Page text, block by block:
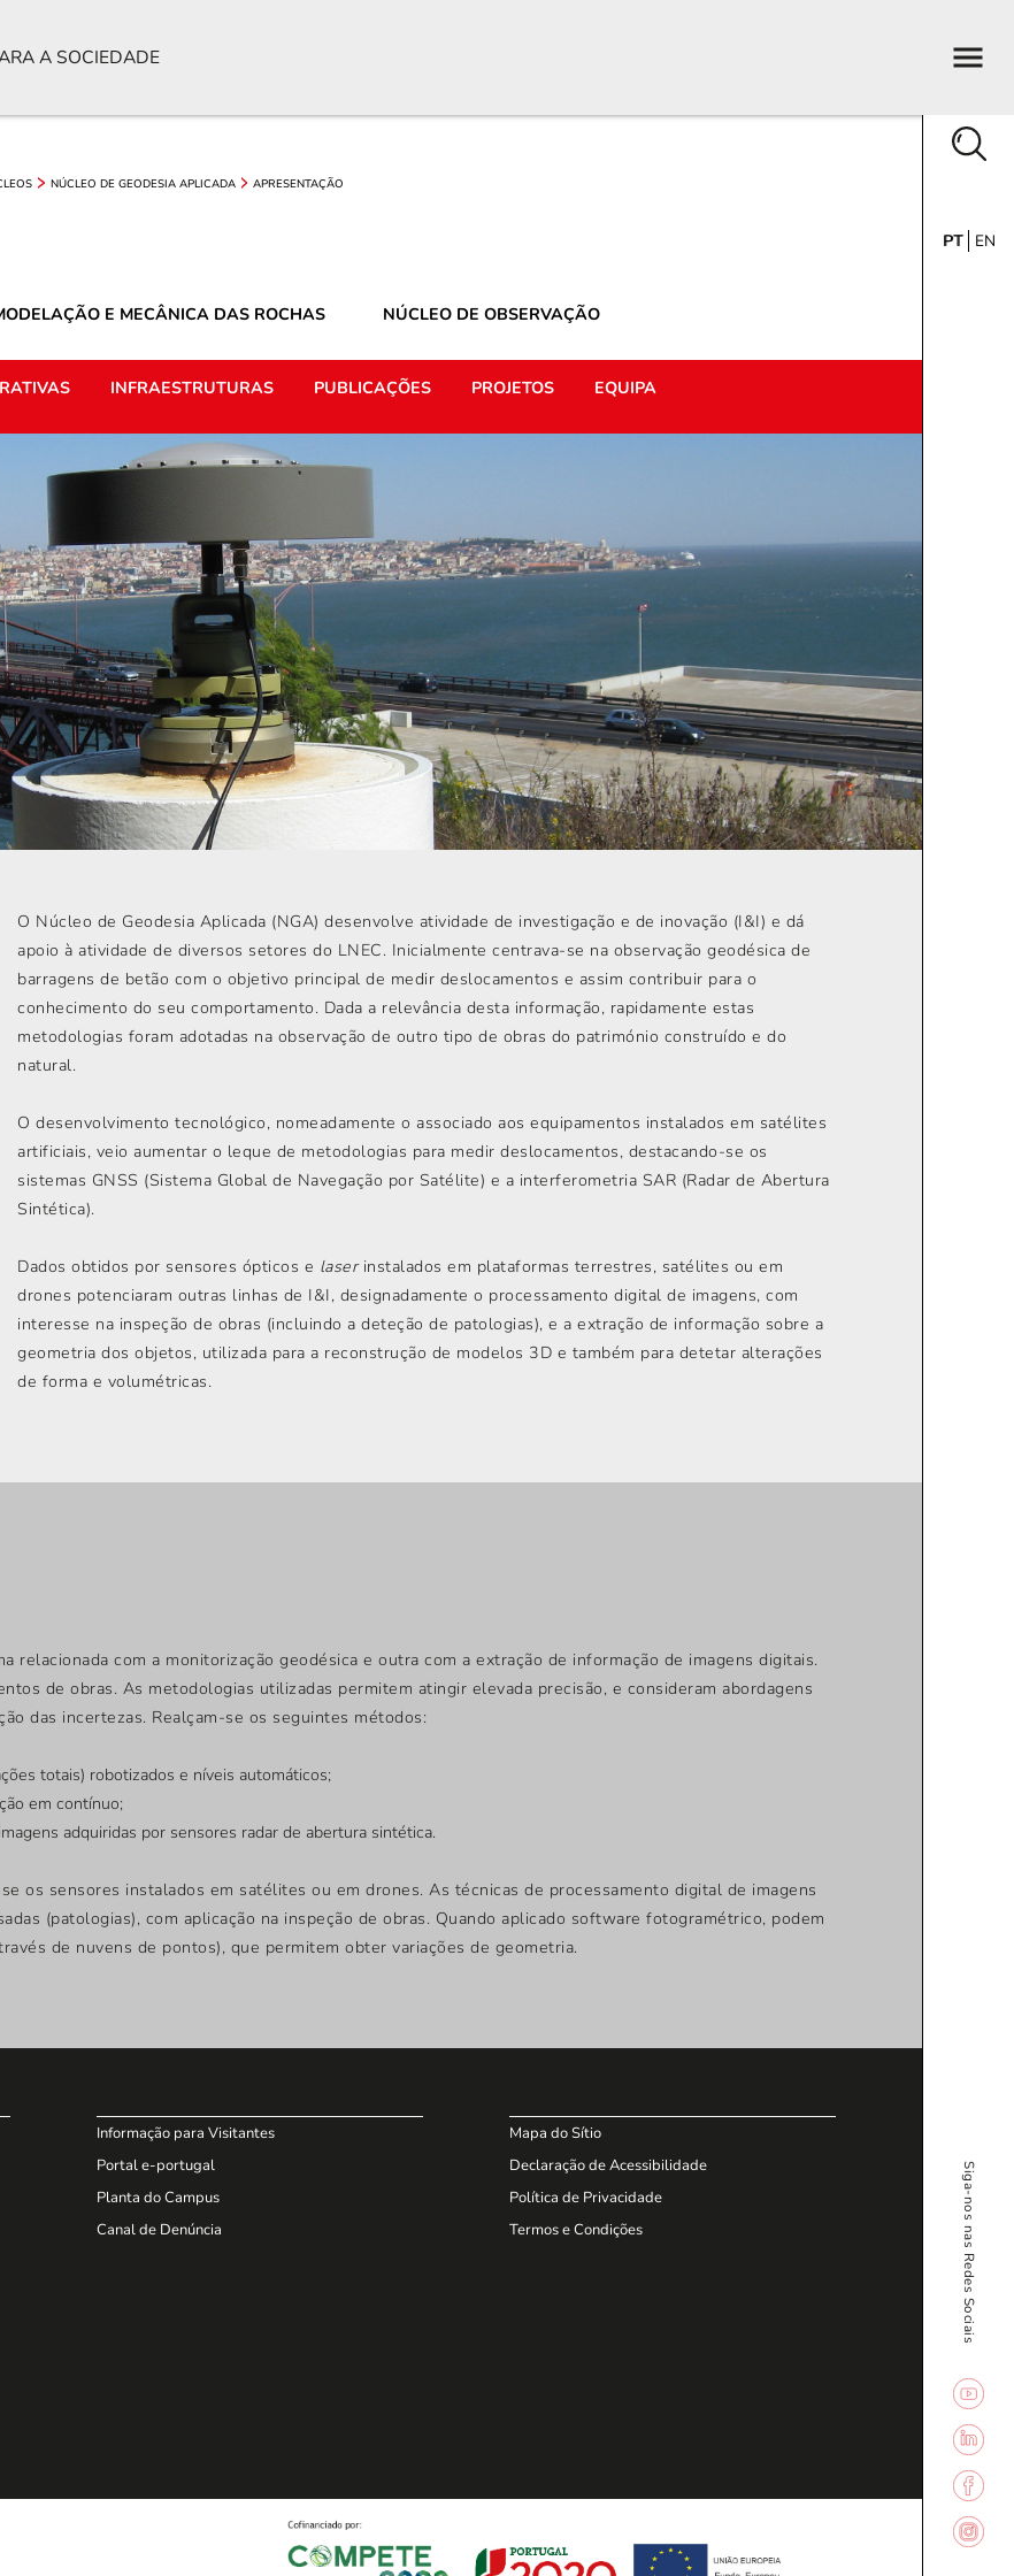
A SOCIEDADE
PT EN
Siga-nos nas Redes Sociais
NÚCLEO DE GEODESIA APLICADA APRESENTAÇÃO
E MECÂNICA DAS ROCHAS NÚCLEO DE OBSERVAÇÃO
INFRAESTRUTURAS PUBLICAÇÕES PROJETOS EQUIPA
O Núcleo de Geodesia Aplicada (NGA) desenvolve atividade de investigação e de inovação (I&I) e dá
apoio à atividade de diversos setores do LNEC. Inicialmente centrava-se na observação geodésica de
barragens de betão com o objetivo principal de medir deslocamentos e assim contribuir para o
conhecimento do seu comportamento. Dada a relevância desta informação, rapidamente estas
metodologias foram adotadas na observação de outro tipo de obras do património construído e do
natural.
O desenvolvimento tecnológico, nomeadamente o associado aos equipamentos instalados em satélites
artificiais, veio aumentar o leque de metodologias para medir deslocamentos, destacando-se os
sistemas GNSS (Sistema Global de Navegação por Satélite) e a interferometria SAR (Radar de Abertura
Sintética).
Dados obtidos por sensores ópticos e laser instalados em plataformas terrestres, satélites ou em
drones potenciaram outras linhas de I&I, designadamente o processamento digital de imagens, com
interesse na inspeção de obras (incluindo a deteção de patologias), e a extração de informação sobre a
geometria dos objetos, utilizada para a reconstrução de modelos 3D e também para detetar alterações
de forma e volumétricas.
relacionada com a monitorização geodésica e outra com a extração de informação de imagens digitais.
de obras. As metodologias utilizadas permitem atingir elevada precisão, e consideram abordagens
das incertezas. Realçam-se os seguintes métodos:
totais) robotizados e níveis automáticos;
em contínuo;
adquiridas por sensores radar de abertura sintética.
os sensores instalados em satélites ou em drones. As técnicas de processamento digital de imagens
(patologias), com aplicação na inspeção de obras. Quando aplicado software fotogramétrico, podem
de nuvens de pontos), que permitem obter variações de geometria.
Informação para Visitantes
Portal e-portugal
Planta do Campus
Canal de Denúncia
Mapa do Sítio
Declaração de Acessibilidade
Política de Privacidade
Termos e Condições